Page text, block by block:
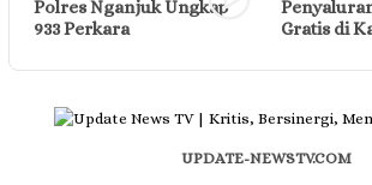
Polres Nganjuk Ungkap
933 Perkara
Gratis di
UPDATE-NEWSTV.COM